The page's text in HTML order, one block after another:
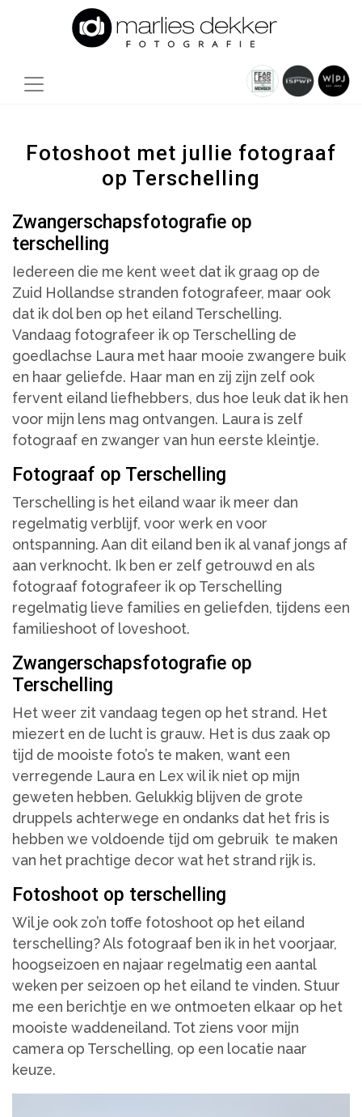
Fotoshoot met jullie fotograaf
op Terschelling
Zwangerschapsfotografie op
terschelling
Iedereen die me kent weet dat ik graag op de
Zuid Hollandse stranden fotografeer, maar ook
dat ik dol ben op het eiland Terschelling.
Vandaag fotografeer ik op Terschelling de
goedlachse Laura met haar mooie zwangere buik
en haar geliefde. Haar man en zij zijn zelf ook
fervent eiland liefhebbers, dus hoe leuk dat ik hen
voor mijn lens mag ontvangen. Laura is zelf
fotograaf en zwanger van hun eerste kleintje.
Fotograaf op Terschelling
Terschelling is het eiland waar ik meer dan
regelmatig verblijf, voor werk en voor
ontspanning. Aan dit eiland ben ik al vanaf jongs af
aan verknocht. Ik ben er zelf getrouwd en als
fotograaf fotografeer ik op Terschelling
regelmatig lieve families en geliefden, tijdens een
familieshoot of loveshoot.
Zwangerschapsfotografie op
Terschelling
Het weer zit vandaag tegen op het strand. Het
miezert en de lucht is grauw. Het is dus zaak op
tijd de mooiste foto’s te maken, want een
verregende Laura en Lex wil ik niet op mijn
geweten hebben. Gelukkig blijven de grote
druppels achterwege en ondanks dat het fris is
hebben we voldoende tijd om gebruik te maken
van het prachtige decor wat het strand rijk is.
Fotoshoot op terschelling
Wil je ook zo’n toffe fotoshoot op het eiland
terschelling? Als fotograaf ben ik in het voorjaar,
hoogseizoen en najaar regelmatig een aantal
weken per seizoen op het eiland te vinden. Stuur
me een berichtje en we ontmoeten elkaar op het
mooiste waddeneiland. Tot ziens voor mijn
camera op Terschelling, op een locatie naar
keuze.